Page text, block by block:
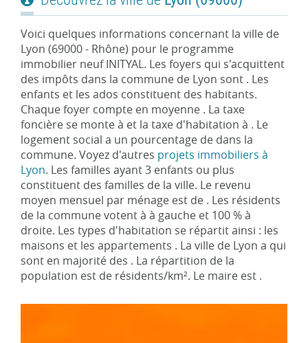
Voici quelques informations concernant la ville de
Lyon (69000 - Rhône) pour le programme
immobilier neuf INITYAL. Les foyers qui s'acquittent
des impôts dans la commune de Lyon sont . Les
enfants et les ados constituent des habitants.
Chaque foyer compte en moyenne . La taxe
foncière se monte à et la taxe d'habitation à . Le
logement social a un pourcentage de dans la
commune. Voyez d'autres projets immobiliers à
Lyon. Les familles ayant 3 enfants ou plus
constituent des familles de la ville. Le revenu
moyen mensuel par ménage est de . Les résidents
de la commune votent à à gauche et 100 % à
droite. Les types d'habitation se répartit ainsi : les
maisons et les appartements . La ville de Lyon a qui
sont en majorité des . La répartition de la
population est de résidents/km². Le maire est .